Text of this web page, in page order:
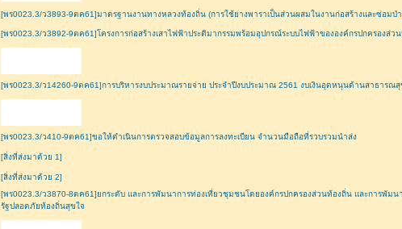
[พร0023.3/ว3893-9ตค61]มาตรฐานงานทางหลวงท้องถิ่น (การใช้ยางพาราเป็นส่วนผสมในงานก่อสร้างและซ่อมบำ
[พร0023.3/ว3892-9ตค61]โครงการก่อสร้างเสาไฟฟ้าประติมากรรมพร้อมอุปกรณ์ระบบไฟฟ้าขององค์กรปกครองส่ว
[พร0023.3/ว14260-9ตค61]การบริหารงบประมาณรายจ่าย ประจำปีงบประมาณ 2561 งบเงินอุดหนุนด้านสาธารณสุ
[พร0023.3/ว410-9ตค61]ขอให้ดำเนินการตรวจสอบข้อมูลการลงทะเบียน จำนวนมือถือที่รวบรวมนำส่ง
[สิ่งที่ส่งมาด้วย 1]
[สิ่งที่ส่งมาด้วย 2]
[พร0023.3/ว3870-8ตค61]ยกระดับ และการพัมนาการท่องเที่ยวชุมชนโดยองค์กรปกครองส่วนท้องถิ่น และการพัม
รัฐปลอดภัยท้องถิ่นสุขใจ